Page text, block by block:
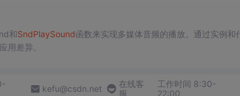
和SndPlaySound函数来实现多媒体音频的播放。通过实例和
用差异。
kefu@csdn.net
在线客
服
工作时间 8:30-
22:00